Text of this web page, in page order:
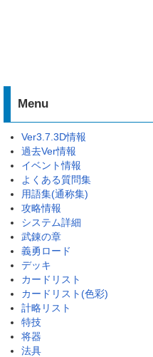
Menu
Ver3.7.3D情報
過去Ver情報
イベント情報
よくある質問集
用語集(通称集)
攻略情報
システム詳細
武錬の章
義勇ロード
デッキ
カードリスト
カードリスト(色彩)
計略リスト
特技
将器
法具